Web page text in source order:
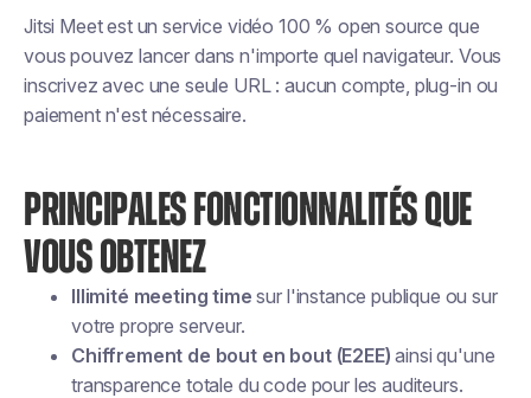
Jitsi Meet est un service vidéo 100 % open source que
vous pouvez lancer dans n'importe quel navigateur. Vous
inscrivez avec une seule URL : aucun compte, plug-in ou
paiement n'est nécessaire.
PRINCIPALES FONCTIONNALITÉS QUE
VOUS OBTENEZ
Illimité meeting time sur l'instance publique ou sur
votre propre serveur.
Chiffrement de bout en bout (E2EE) ainsi qu'une
transparence totale du code pour les auditeurs.